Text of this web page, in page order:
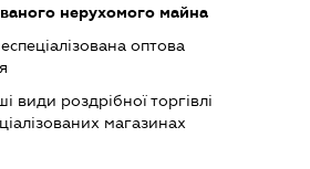
нерухомого майна
оптова
види роздрібної торгівлі
магазинах